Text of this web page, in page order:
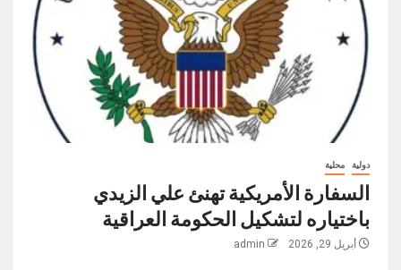
دولية محلية
السفارة الأمريكية تهنئ علي الزيدي
باختياره لتشكيل الحكومة العراقية
أبريل 29, 2026 admin